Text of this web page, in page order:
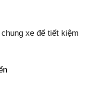
xe để tiết kiệm